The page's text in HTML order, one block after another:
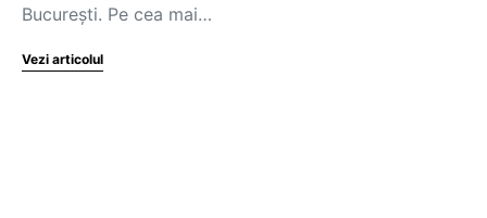
București. Pe cea mai…
Vezi articolul